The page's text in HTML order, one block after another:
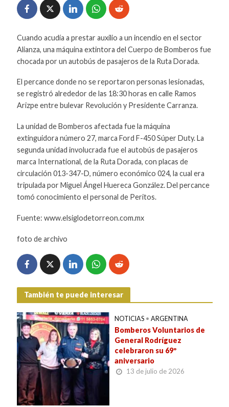
Cuando acudía a prestar auxilio a un incendio en el sector
Alianza, una máquina extintora del Cuerpo de Bomberos fue
chocada por un autobús de pasajeros de la Ruta Dorada.
El percance donde no se reportaron personas lesionadas,
se registró alrededor de las 18:30 horas en calle Ramos
Arizpe entre bulevar Revolución y Presidente Carranza.
La unidad de Bomberos afectada fue la máquina
extinguidora número 27, marca Ford F-450 Súper Duty. La
segunda unidad involucrada fue el autobús de pasajeros
marca International, de la Ruta Dorada, con placas de
circulación 013-347-D, número económico 024, la cual era
tripulada por Miguel Ángel Huereca González. Del percance
tomó conocimiento el personal de Peritos.
Fuente: www.elsiglodetorreon.com.mx
foto de archivo
También te puede interesar
NOTICIAS • ARGENTINA
Bomberos Voluntarios de
General Rodríguez
celebraron su 69º
aniversario
13 de julio de 2026